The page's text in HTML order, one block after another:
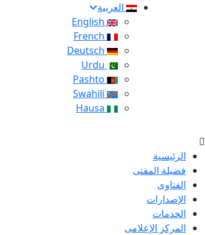
العربية
الرئيسية
فضيلة المفتى
الفتاوى
الإصدارات
الخدمات
المركز الإعلامى